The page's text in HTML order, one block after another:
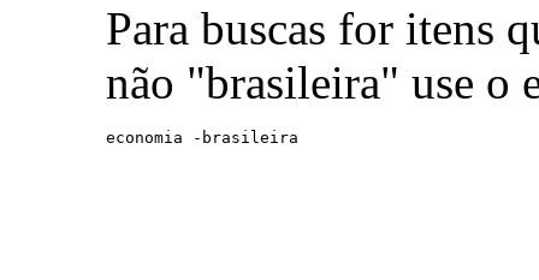
Para buscas for itens
não "brasileira" use o
economia -brasileira